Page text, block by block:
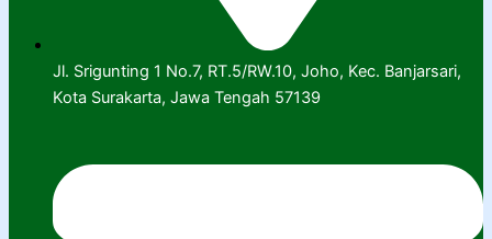
Jl. Srigunting 1 No.7, RT.5/RW.10, Joho, Kec. Banjarsari,
Kota Surakarta, Jawa Tengah 57139